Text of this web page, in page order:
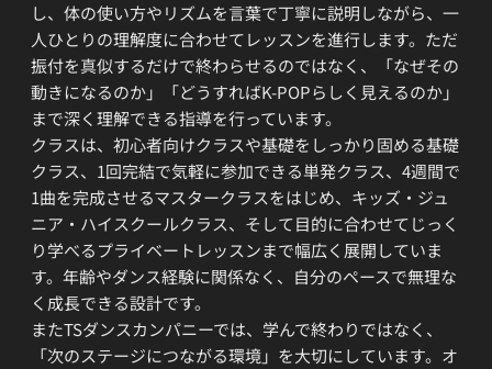
し、体の使い方やリズムを言葉で丁寧に説明しながら、一
人ひとりの理解度に合わせてレッスンを進行します。ただ
振付を真似するだけで終わらせるのではなく、「なぜその
動きになるのか」「どうすればK-POPらしく見えるのか」
まで深く理解できる指導を行っています。
クラスは、初心者向けクラスや基礎をしっかり固める基礎
クラス、1回完結で気軽に参加できる単発クラス、4週間で
1曲を完成させるマスタークラスをはじめ、キッズ・ジュ
ニア・ハイスクールクラス、そして目的に合わせてじっく
り学べるプライベートレッスンまで幅広く展開していま
す。年齢やダンス経験に関係なく、自分のペースで無理な
く成長できる設計です。
またTSダンスカンパニーでは、学んで終わりではなく、
「次のステージにつながる環境」を大切にしています。オ